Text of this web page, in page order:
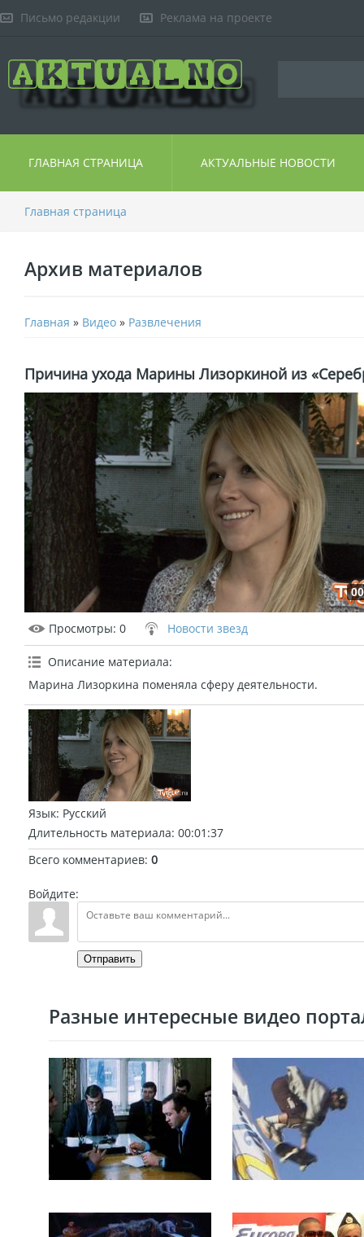
Письмо редакции Реклама на проекте
ГЛАВНАЯ СТРАНИЦА АКТУАЛЬНЫЕ НОВОСТИ
Главная страница
Архив материалов
Главная » Видео » Развлечения
Причина ухода Марины Лизоркиной из
Просмотры: 0 Новости звезд
Описание материала:
Марина Лизоркина поменяла сферу деятельности.
Язык: Русский
Длительность материала: 00:01:37
Всего комментариев: 0
Войдите:
Отправить
Разные интересные видео